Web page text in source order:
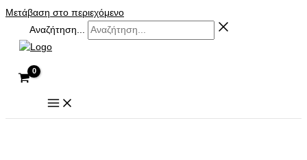
Μετάβαση στο περιεχόμενο
Αναζήτηση...